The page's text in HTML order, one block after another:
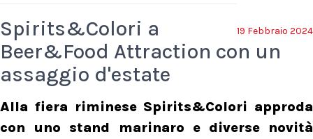
19 Febbraio 2024
Spirits&Colori a
Beer&Food Attraction con un
assaggio d'estate
Alla fiera riminese Spirits&Colori approda
con uno stand marinaro e diverse novità